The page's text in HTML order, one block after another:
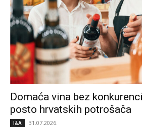
Domaća vina bez
posto hrvatskih potrošača
I&A 31.07.2026.